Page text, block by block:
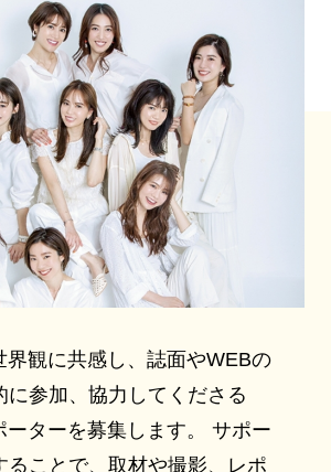
界観に共感し、誌面やWEBの
に参加、協力してくださる
ーターを募集します。 サポー
ることで、取材や撮影、レポ